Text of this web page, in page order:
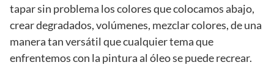
tapar sin problema los colores que colocamos abajo,
crear degradados, volúmenes, mezclar colores, de una
manera tan versátil que cualquier tema que
enfrentemos con la pintura al óleo se puede recrear.